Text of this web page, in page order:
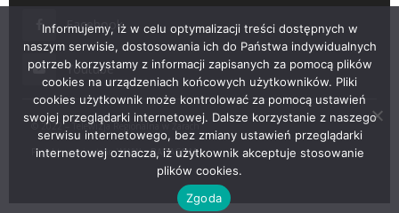
Facebook
Youtube
© 2022 – Telewizja Regionalna w Żarach
Projektowanie stron WWW –RAGACOM
Informujemy, iż w celu optymalizacji treści dostępnych w
naszym serwisie, dostosowania ich do Państwa indywidualnych
potrzeb korzystamy z informacji zapisanych za pomocą plików
cookies na urządzeniach końcowych użytkowników. Pliki
cookies użytkownik może kontrolować za pomocą ustawień
swojej przeglądarki internetowej. Dalsze korzystanie z naszego
serwisu internetowego, bez zmiany ustawień przeglądarki
internetowej oznacza, iż użytkownik akceptuje stosowanie
plików cookies.
Zgoda